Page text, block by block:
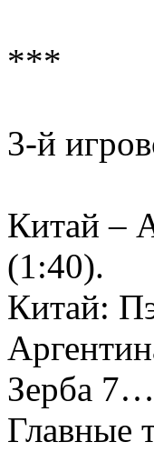
***
3-й
Китай –
(1:40).
Китай:
Зерба 7…
Главные